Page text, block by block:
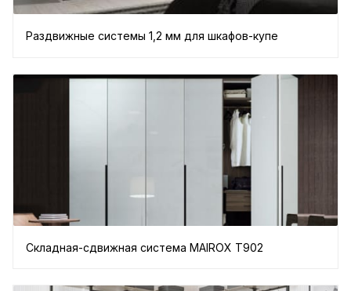
Раздвижные системы 1,2 мм для шкафов-купе
Складная-сдвижная система MAIROX Т902